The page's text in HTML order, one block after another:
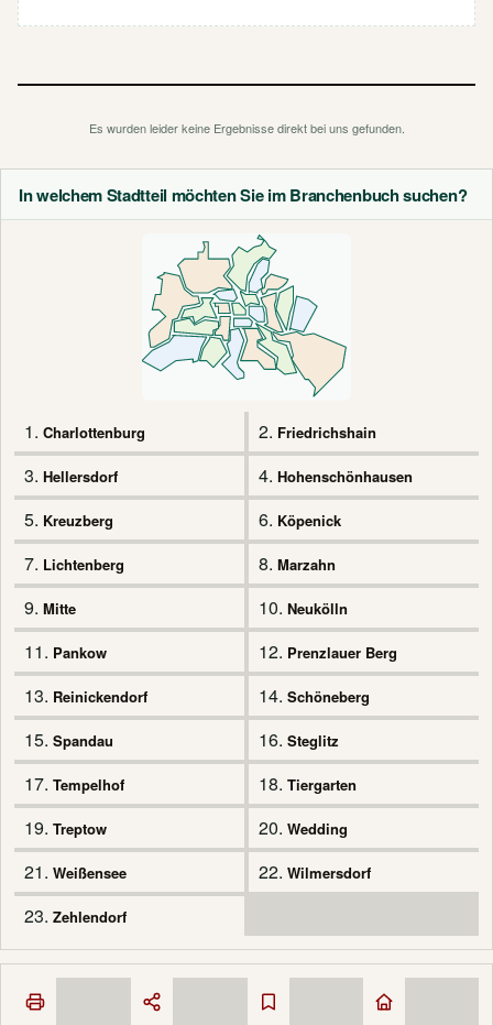
In welchem Stadtteil möchten Sie im Branchenbuch suchen?
1. Charlottenburg 2. Friedrichshain
3. Hellersdorf 4. Hohenschönhausen
5. Kreuzberg 6. Köpenick
7. Lichtenberg 8. Marzahn
9. Mitte 10. Neukölln
11. Pankow 12. Prenzlauer Berg
13. Reinickendorf 14. Schöneberg
15. Spandau 16. Steglitz
17. Tempelhof 18. Tiergarten
19. Treptow 20. Wedding
21. Weißensee 22. Wilmersdorf
23. Zehlendorf
Es wurden leider keine Ergebnisse direkt bei uns gefunden.